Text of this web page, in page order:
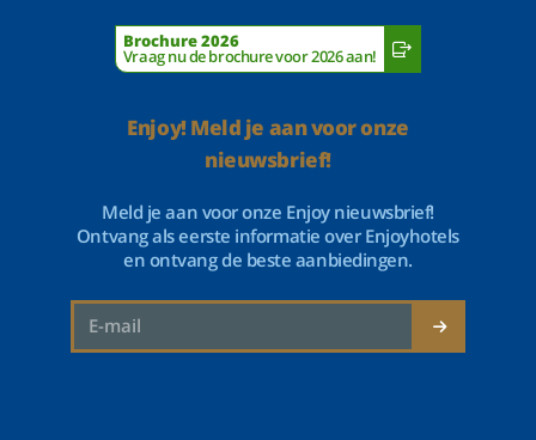
Brochure 2026
Vraag nu de brochure voor 2026 aan!
Enjoy! Meld je aan voor onze
nieuwsbrief!
Meld je aan voor onze Enjoy nieuwsbrief!
Ontvang als eerste informatie over Enjoyhotels
en ontvang de beste aanbiedingen.